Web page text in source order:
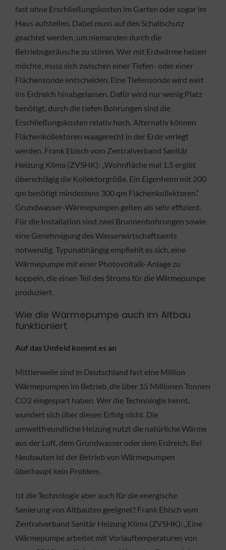
fast ohne Erschließungskosten im Garten oder sogar im
Haus aufstellen. Dabei muss auf den Schallschutz
geachtet werden, um niemanden durch die
Betriebsgeräusche zu stören. Wer mit Erdwärme heizen
möchte, muss sich zwischen einer Tiefen- oder einer
Flächensonde entscheiden. Eine Tiefensonde wird weit
ins Erdreich hinabgelassen. Dafür wird nur wenig Platz
benötigt, durch die tiefen Bohrungen sind die
Erschließungskosten relativ hoch. Alternativ können
Flächenkollektoren waagerecht in der Erde verlegt
werden. Frank Ebisch vom Zentralverband Sanitär
Heizung Klima (ZVSHK): „Wohnfläche mal 1,5 ergibt
überschlägig die Kollektorgröße. Ein Eigenheim mit 200
qm benötigt mindestens 300 qm Flächenkollektoren.“
Grundwasser-Wärmepumpen gelten als sehr effizient.
Für die Installation sind zwei Brunnenbohrungen sowie
eine Genehmigung des Wasserwirtschaftsamts
notwendig. Typunabhängig empfiehlt es sich, eine
Wärmepumpe mit einer Photovoltaik-Anlage zu
koppeln, die einen Teil des Stroms für die Wärmepumpe
produziert.
Wie die Wärmepumpe auch im Altbau
funktioniert
Auf das Umfeld kommt es an
Mittlerweile sind in Deutschland fast eine Million
Wärmepumpen im Betrieb, die über 15 Millionen Tonnen
CO2 eingespart haben. Wer die Technologie kennt,
wundert sich über diesen Erfolg nicht. Die
umweltfreundliche Heizung nutzt die natürliche Wärme
aus der Luft, dem Grundwasser oder dem Erdreich. Bei
Neubauten ist der Betrieb von Wärmepumpen
überhaupt kein Problem.
Ist die Technologie aber auch für die energische
Sanierung von Altbauten geeignet? Frank Ebisch vom
Zentralverband Sanitär Heizung Klima (ZVSHK): „Eine
Wärmepumpe arbeitet mit Vorlauftemperaturen von